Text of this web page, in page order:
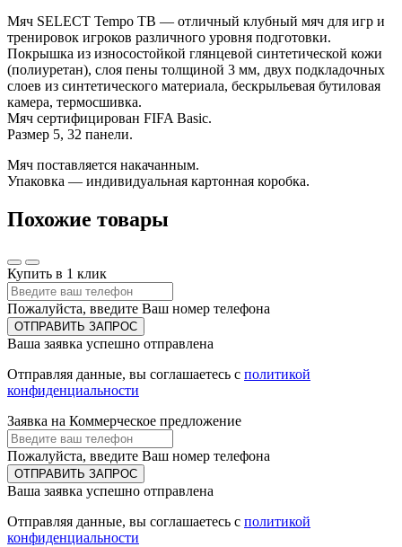
Мяч SELECT Tempo TB — отличный клубный мяч для игр и
тренировок игроков различного уровня подготовки.
Покрышка из износостойкой глянцевой синтетической кожи
(полиуретан), слоя пены толщиной 3 мм, двух подкладочных
слоев из синтетического материала, бескрыльевая бутиловая
камера, термосшивка.
Мяч сертифицирован FIFA Basic.
Размер 5, 32 панели.
Мяч поставляется накачанным.
Упаковка — индивидуальная картонная коробка.
Похожие товары
Купить в 1 клик
Пожалуйста, введите Ваш номер телефона
ОТПРАВИТЬ ЗАПРОС
Ваша заявка успешно отправлена
Отправляя данные, вы соглашаетесь с политикой
конфиденциальности
Заявка на Коммерческое предложение
Пожалуйста, введите Ваш номер телефона
ОТПРАВИТЬ ЗАПРОС
Ваша заявка успешно отправлена
Отправляя данные, вы соглашаетесь с политикой
конфиденциальности